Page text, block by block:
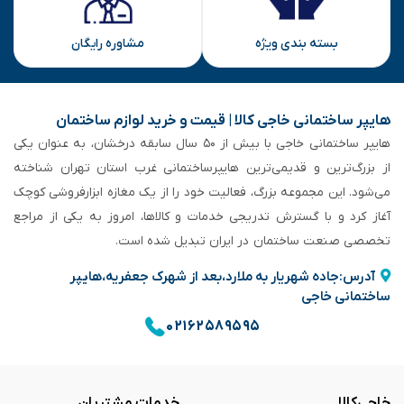
بسته بندی ویژه مشاوره رایگان
هایپر ساختمانی خاجی‌ کالا | قیمت و خرید لوازم ساختمان
هایپر ساختمانی خاجی‌ با بیش از ۵۰ سال سابقه‌ درخشان، به عنوان یکی
از بزرگ‌ترین و قدیمی‌ترین هایپرساختمانی‌ غرب استان تهران شناخته
می‌شود. این مجموعه بزرگ، فعالیت خود را از یک مغازه ابزارفروشی کوچک
آغاز کرد و با گسترش تدریجی خدمات و کالاها، امروز به یکی از مراجع
تخصصی صنعت ساختمان در ایران تبدیل شده است.
آدرس:جاده شهریار به ملارد،بعد از شهرک جعفریه،هایپر
ساختمانی خاجی
۰۲۱۶۲۵۸۹۵۹۵